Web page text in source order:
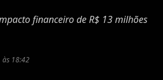
financeiro de R$ 13 milhões
às 18:42